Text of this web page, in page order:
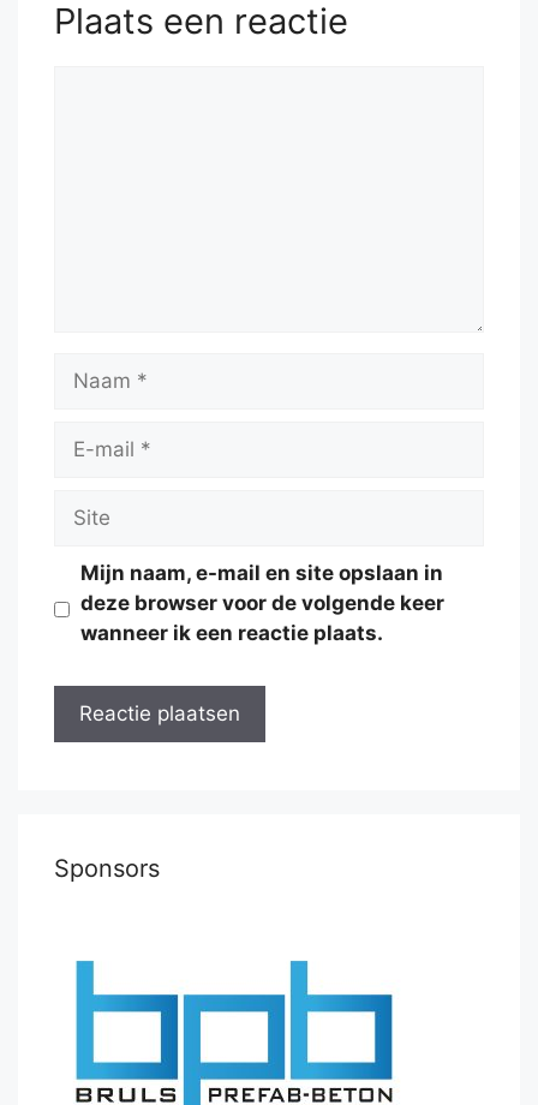
Plaats een reactie
Naam
Site
Mijn naam, e-mail en site opslaan in
deze browser voor de volgende keer
wanneer ik een reactie plaats.
Sponsors